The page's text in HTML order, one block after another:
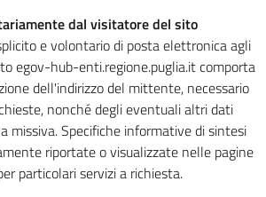
dal visitatore del sito
e volontario di posta elettronica agli
egov-hub-enti.regione.puglia.it comporta
dell'indirizzo del mittente, necessario
nonché degli eventuali altri dati
missiva. Specifiche informative di sintesi
riportate o visualizzate nelle pagine
particolari servizi a richiesta.